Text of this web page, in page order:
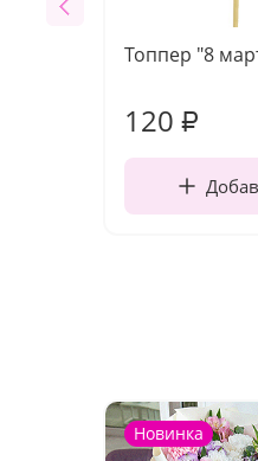
Топпер "8
120 ₽
Новинка